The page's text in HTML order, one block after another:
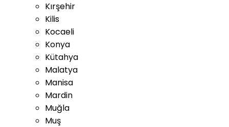
Kırşehir
Kilis
Kocaeli
Konya
Kütahya
Malatya
Manisa
Mardin
Muğla
Muş